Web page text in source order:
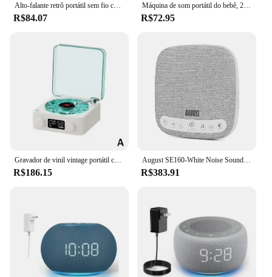
R$84.07
Máquina de som portátil do bebê, 24 sons, Função de gravação, Kid's White Noise Sound Machine com luz noturna
R$72.95
R$186.15
August SE160-White Noise Sound Machine para adultos e crianças, 13 sons naturais, temporizador, portátil, bateria de 60 horas, USB, CSleep Aid
R$383.91